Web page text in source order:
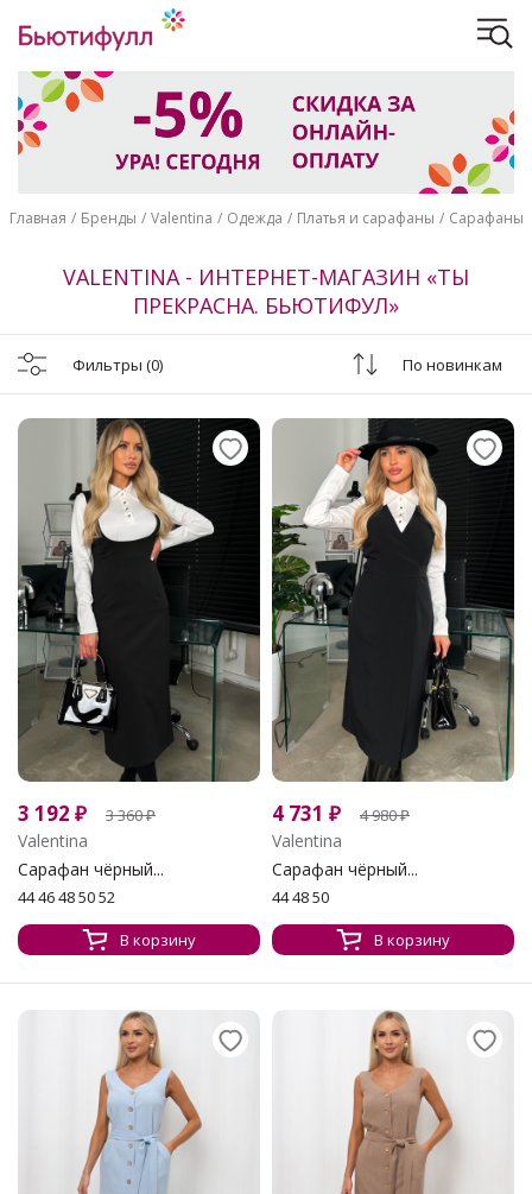
Главная Бренды Valentina Одежда Платья и сарафаны Сарафаны
VALENTINA - ИНТЕРНЕТ-МАГАЗИН «ТЫ
ПРЕКРАСНА. БЬЮТИФУЛ»
Фильтры (0) По новинкам
3 192 ₽ 3 360₽
Valentina
Сарафан чёрный...
44 46 48 50 52
В корзину
4 731 ₽ 4 980₽
Valentina
Сарафан чёрный...
44 48 50
В корзину